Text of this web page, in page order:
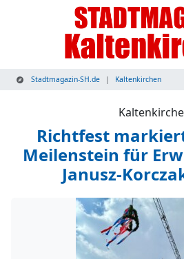
Stadtmagazin-SH.de Kaltenkirchen
Richtfest
Meilenstein für
Janusz-